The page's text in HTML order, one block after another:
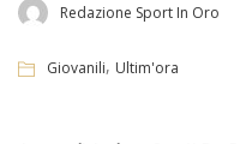
Redazione Sport In Oro
Giovanili, Ultim'ora